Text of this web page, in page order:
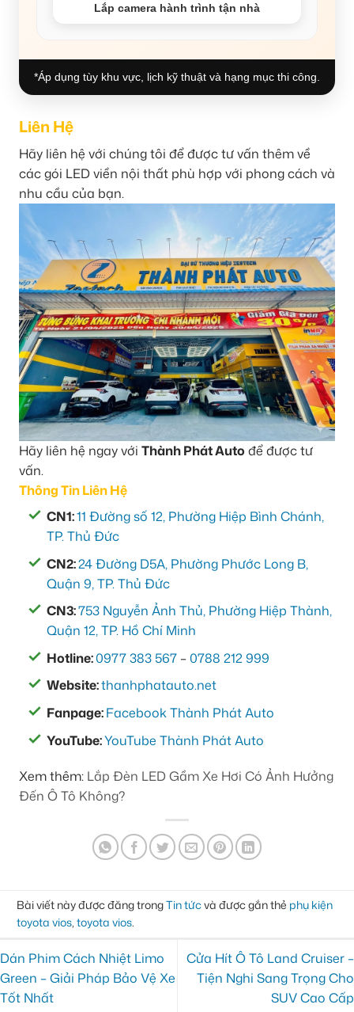
Lắp camera hành trình tận nhà
*Áp dụng tùy khu vực, lịch kỹ thuật và hạng mục thi công.
Liên Hệ
Hãy liên hệ với chúng tôi để được tư vấn thêm về
các gói LED viền nội thất phù hợp với phong cách và
nhu cầu của bạn.
Hãy liên hệ ngay với Thành Phát Auto để được tư
vấn.
Thông Tin Liên Hệ
CN1:11 Đường số 12, Phường Hiệp Bình Chánh,
TP. Thủ Đức
CN2:24 Đường D5A, Phường Phước Long B,
Quận 9, TP. Thủ Đức
CN3:753 Nguyễn Ảnh Thủ, Phường Hiệp Thành,
Quận 12, TP. Hồ Chí Minh
Hotline:0977 383 567 –0788 212 999
Website:thanhphatauto.net
Fanpage:Facebook Thành Phát Auto
YouTube:YouTube Thành Phát Auto
Xem thêm: Lắp Đèn LED Gầm Xe Hơi Có Ảnh Hưởng
Đến Ô Tô Không?
Bài viết này được đăng trongTin tứcvà được gắn thẻ phụ kiện
toyota vios toyota vios
Dán Phim Cách Nhiệt Limo
Green – Giải Pháp Bảo Vệ Xe
Tốt Nhất
Cửa Hít Ô Tô Land Cruiser –
Tiện Nghi Sang Trọng Cho
SUV Cao Cấp